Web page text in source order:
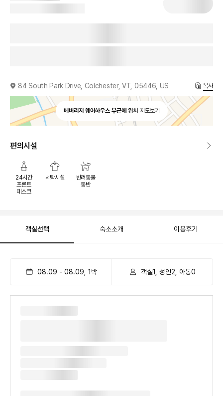
84 South Park Drive, Colchester, VT, 05446, US 복사
베버리지 웨어하우스 부근에 위치 지도보기
편의시설
24시간
프론트
데스크
세탁시설
반려동물
동반
객실선택 숙소소개 이용후기
08.09 - 08.09 1 박 객실1, 성인2, 아동0